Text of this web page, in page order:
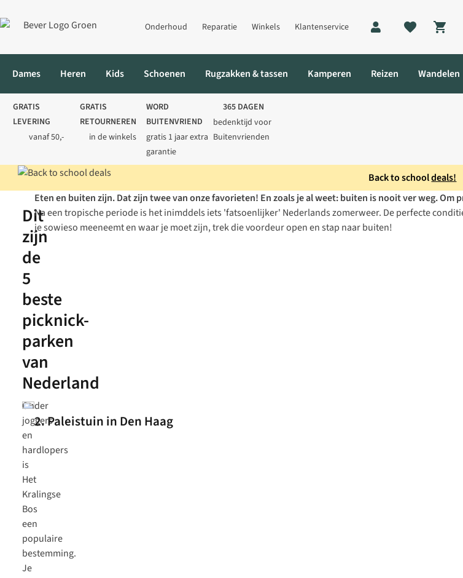
Onderhoud Reparatie Winkels Klantenservice
Dames Heren Kids Schoenen Rugzakken & tassen Kamperen Reizen Wandelen
GRATIS
LEVERING
vanaf 50,-
GRATIS
RETOURNEREN
in de winkels
WORD
BUITENVRIEND
gratis 1 jaar extra
garantie
365 DAGEN
bedenktijd voor
Buitenvrienden
Back to schooldeals!
Blog Weekendtips De 5 leukste parken in Nederland om te picknicken
Dit
zijn
de
5
beste
picknick-
parken
van
Nederland
Eten en buiten zijn. Dat zijn twee van onze favorieten! En zoals je al weet: buiten is nooit ver weg.
Na een tropische periode is het inimddels iets 'fatsoenlijker' Nederlands zomerweer. De perfecte
je sowieso meeneemt en waar je moet zijn, trek die voordeur open en stap naar buiten!
Onder
joggers
en
hardlopers
is
Het
Kralingse
Bos
een
populaire
bestemming.
Je
2. Paleistuin in Den Haag